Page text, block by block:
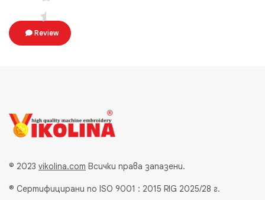
Review
© 2023 vikolina.com Всички права запазени.
® Сертифицирани по ISO 9001 : 2015 RIG 2025/28 г.